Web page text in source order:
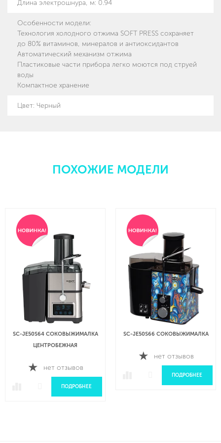
Длина электрошнура, м: 0.94
Особенности модели:
Технология холодного отжима SOFT PRESS сохраняет
до 80% витаминов, минералов и антиоксидантов
Автоматический механизм отжима
Пластиковые части прибора легко моются под струей
воды
Компактное хранение
Цвет: Черный
ПОХОЖИЕ МОДЕЛИ
SC-JE50S64 СОКОВЫЖИМАЛКА
ЦЕНТРОБЕЖНАЯ
нет отзывов
ПОДРОБНЕЕ
SC-JE50S66 СОКОВЫЖИМАЛКА
нет отзывов
ПОДРОБНЕЕ